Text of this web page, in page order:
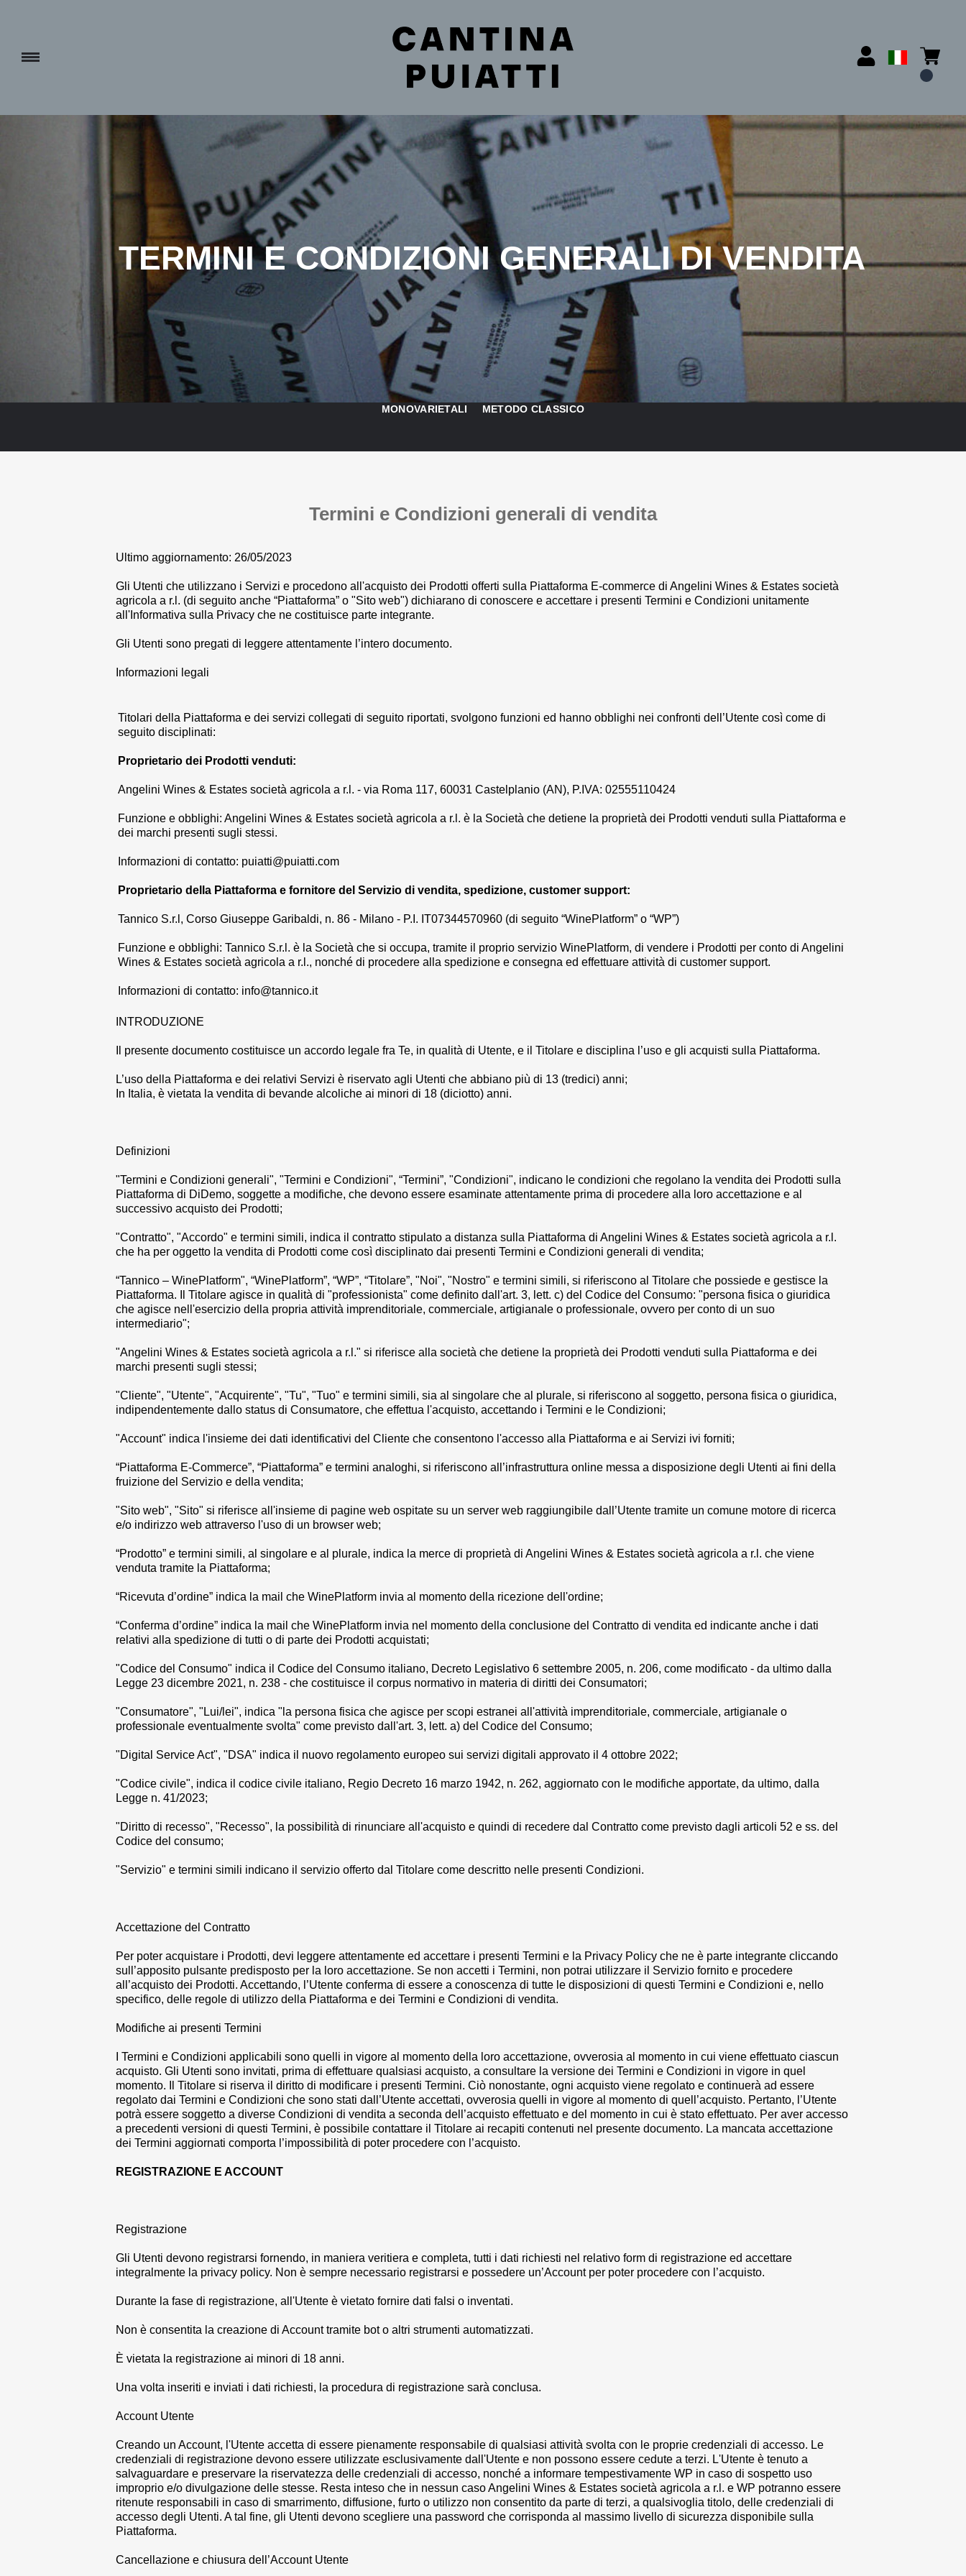
TERMINI E CONDIZIONI GENERALI DI VENDITA
MONOVARIETALI METODO CLASSICO
Termini e Condizioni generali di vendita
Ultimo aggiornamento: 26/05/2023
Gli Utenti che utilizzano i Servizi e procedono all'acquisto dei Prodotti offerti sulla Piattaforma E-commerce diAngelini Wines & Estates società
agricola a r.l. (di seguito anche “Piattaforma” o "Sito web") dichiarano di conoscere e accettare i presenti Termini e Condizioni unitamente
all'Informativa sulla Privacy che ne costituisce parte integrante.
Gli Utenti sono pregati di leggere attentamente l’intero documento.
Informazioni legali
Titolari della Piattaforma e dei servizi collegati di seguito riportati, svolgono funzioni ed hanno obblighi nei confronti dell’Utente così come di
seguito disciplinati:
Proprietario dei Prodotti venduti:
Angelini Wines & Estates società agricola a r.l. - via Roma 117, 60031 Castelplanio (AN), P.IVA: 02555110424
Funzione e obblighi: Angelini Wines & Estates società agricola a r.l. è la Società che detiene la proprietà dei Prodotti venduti sulla Piattaforma e
dei marchi presenti sugli stessi.
Informazioni di contatto: puiatti@puiatti.com
Proprietario della Piattaforma e fornitore del Servizio di vendita, spedizione, customer support:
Tannico S.r.l, Corso Giuseppe Garibaldi, n. 86 - Milano - P.I. IT07344570960 (di seguito “WinePlatform” o “WP”)
Funzione e obblighi:Tannico S.r.l. è la Società che si occupa, tramite il proprio servizio WinePlatform, di vendere i Prodotti per conto diAngelini
Wines & Estates società agricola a r.l., nonché di procedere alla spedizione e consegna ed effettuare attività di customer support.
Informazioni di contatto: info@tannico.it
INTRODUZIONE
Il presente documento costituisce un accordo legale fra Te, in qualità di Utente, e il Titolare e disciplina l’uso e gli acquisti sulla Piattaforma.
L’uso della Piattaforma e dei relativi Servizi è riservato agli Utenti che abbiano più di 13 (tredici) anni;
In Italia, è vietata la vendita di bevande alcoliche ai minori di 18 (diciotto) anni.
Definizioni
"Termini e Condizioni generali", "Termini e Condizioni", “Termini”, "Condizioni", indicano le condizioni che regolano la vendita dei Prodotti sulla
Piattaforma di DiDemo, soggette a modifiche, che devono essere esaminate attentamente prima di procedere alla loro accettazione e al
successivo acquisto dei Prodotti;
"Contratto", "Accordo" e termini simili, indica il contratto stipulato a distanza sulla Piattaforma diAngelini Wines & Estates società agricola a r.l.
che ha per oggetto la vendita di Prodotti come così disciplinato dai presenti Termini e Condizioni generali di vendita;
“Tannico – WinePlatform", “WinePlatform”, “WP”, “Titolare”, "Noi", "Nostro" e termini simili, si riferiscono al Titolare che possiede e gestisce la
Piattaforma. Il Titolare agisce in qualità di "professionista" come definito dall'art. 3, lett. c) del Codice del Consumo: "persona fisica o giuridica
che agisce nell'esercizio della propria attività imprenditoriale, commerciale, artigianale o professionale, ovvero per conto di un suo
intermediario";
"Angelini Wines & Estates società agricola a r.l."si riferisce alla società che detiene la proprietà dei Prodotti venduti sulla Piattaforma e dei
marchi presenti sugli stessi;
"Cliente", "Utente", "Acquirente", "Tu", "Tuo" e termini simili, sia al singolare che al plurale, si riferiscono al soggetto, persona fisica o giuridica,
indipendentemente dallo status di Consumatore, che effettua l'acquisto, accettando i Termini e le Condizioni;
"Account" indica l'insieme dei dati identificativi del Cliente che consentono l'accesso alla Piattaforma e ai Servizi ivi forniti;
“Piattaforma E-Commerce”, “Piattaforma” e termini analoghi, si riferiscono all’infrastruttura online messa a disposizione degli Utenti ai fini della
fruizione del Servizio e della vendita;
"Sito web", "Sito" si riferisce all'insieme di pagine web ospitate su un server web raggiungibile dall’Utente tramite un comune motore di ricerca
e/o indirizzo web attraverso l'uso di un browser web;
“Prodotto” e termini simili, al singolare e al plurale, indica la merce di proprietà diAngelini Wines & Estates società agricola a r.l. che viene
venduta tramite la Piattaforma;
“Ricevuta d’ordine” indica la mail che WinePlatform invia al momento della ricezione dell'ordine;
“Conferma d’ordine” indica la mail che WinePlatform invia nel momento della conclusione del Contratto di vendita ed indicante anche i dati
relativi alla spedizione di tutti o di parte dei Prodotti acquistati;
"Codice del Consumo" indica il Codice del Consumo italiano, Decreto Legislativo 6 settembre 2005, n. 206, come modificato - da ultimo dalla
Legge 23 dicembre 2021, n. 238 - che costituisce il corpus normativo in materia di diritti dei Consumatori;
"Consumatore", " Lui/lei", indica "la persona fisica che agisce per scopi estranei all'attività imprenditoriale, commerciale, artigianale o
professionale eventualmente svolta" come previsto dall'art. 3, lett. a) del Codice del Consumo;
"Digital Service Act", "DSA" indica il nuovo regolamento europeo sui servizi digitali approvato il 4 ottobre 2022;
"Codice civile", indica il codice civile italiano, Regio Decreto 16 marzo 1942, n. 262, aggiornato con le modifiche apportate, da ultimo, dalla
Legge n. 41/2023;
"Diritto di recesso", "Recesso", la possibilità di rinunciare all'acquisto e quindi di recedere dal Contratto come previsto dagli articoli 52 e ss. del
Codice del consumo;
"Servizio" e termini simili indicano il servizio offerto dal Titolare come descritto nelle presenti Condizioni.
Accettazione del Contratto
Per poter acquistare i Prodotti, devi leggere attentamente ed accettare i presenti Termini e la Privacy Policy che ne è parte integrante cliccando
sull’apposito pulsante predisposto per la loro accettazione. Se non accetti i Termini, non potrai utilizzare il Servizio fornito e procedere
all’acquisto dei Prodotti. Accettando, l’Utente conferma di essere a conoscenza di tutte le disposizioni di questi Termini e Condizioni e, nello
specifico, delle regole di utilizzo della Piattaforma e dei Termini e Condizioni di vendita.
Modifiche ai presenti Termini
I Termini e Condizioni applicabili sono quelli in vigore al momento della loro accettazione, ovverosia al momento in cui viene effettuato ciascun
acquisto. Gli Utenti sono invitati, prima di effettuare qualsiasi acquisto, a consultare la versione dei Termini e Condizioni in vigore in quel
momento. Il Titolare si riserva il diritto di modificare i presenti Termini. Ciò nonostante, ogni acquisto viene regolato e continuerà ad essere
regolato dai Termini e Condizioni che sono stati dall’Utente accettati, ovverosia quelli in vigore al momento di quell’acquisto. Pertanto, l’Utente
potrà essere soggetto a diverse Condizioni di vendita a seconda dell’acquisto effettuato e del momento in cui è stato effettuato. Per aver accesso
a precedenti versioni di questi Termini, è possibile contattare il Titolare ai recapiti contenuti nel presente documento. La mancata accettazione
dei Termini aggiornati comporta l’impossibilità di poter procedere con l’acquisto.
REGISTRAZIONE E ACCOUNT
Registrazione
Gli Utenti devono registrarsi fornendo, in maniera veritiera e completa, tutti i dati richiesti nel relativo form di registrazione ed accettare
integralmente la privacy policy. Non è sempre necessario registrarsi e possedere un’Account per poter procedere con l’acquisto.
Durante la fase di registrazione, all'Utente è vietato fornire dati falsi o inventati.
Non è consentita la creazione di Account tramite bot o altri strumenti automatizzati.
È vietata la registrazione ai minori di 18 anni.
Una volta inseriti e inviati i dati richiesti, la procedura di registrazione sarà conclusa.
Account Utente
Creando un Account, l'Utente accetta di essere pienamente responsabile di qualsiasi attività svolta con le proprie credenziali di accesso. Le
credenziali di registrazione devono essere utilizzate esclusivamente dall'Utente e non possono essere cedute a terzi. L'Utente è tenuto a
salvaguardare e preservare la riservatezza delle credenziali di accesso, nonché a informare tempestivamente WP in caso di sospetto uso
improprio e/o divulgazione delle stesse. Resta inteso che in nessun casoAngelini Wines & Estates società agricola a r.l. e WP potranno essere
ritenute responsabili in caso di smarrimento, diffusione, furto o utilizzo non consentito da parte di terzi, a qualsivoglia titolo, delle credenziali di
accesso degli Utenti. A tal fine, gli Utenti devono scegliere una password che corrisponda al massimo livello di sicurezza disponibile sulla
Piattaforma.
Cancellazione e chiusura dell’Account Utente